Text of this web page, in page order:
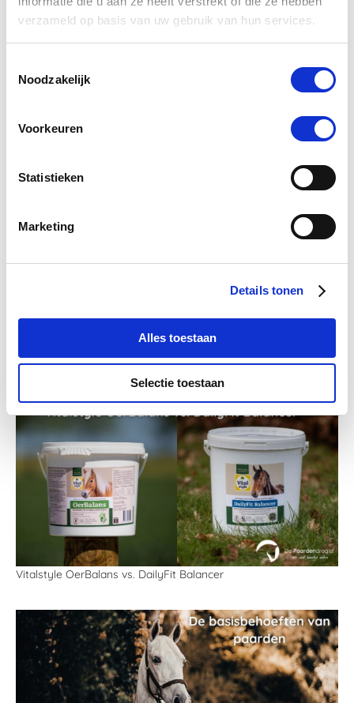
verzameld op basis van uw gebruik van hun services.
Noodzakelijk
Voorkeuren
Statistieken
Marketing
Details tonen
Alles toestaan
Selectie toestaan
Met Vitalstyle het voorjaar in!
Vitalstyle OerBalans vs. DailyFit Balancer